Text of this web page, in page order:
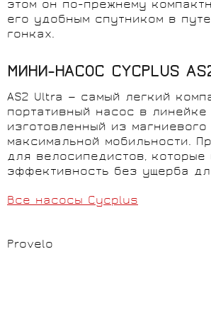
этом он по-прежнему
его удобным спутником в
гонках.
МИНИ-НАСОС CYCPLUS
AS2 Ultra — самый легкий
портативный насос в линейке
изготовленный из магниевого
максимальной мобильности.
для велосипедистов, которые
эффективность без ущерба
Все насосы Cycplus
Provelo